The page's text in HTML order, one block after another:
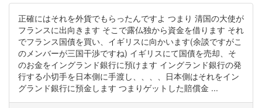
正確にはそれを外貨でもらったんですよ つまり 清国の大使が
フランスに出向きます そこで露仏独から資金を借ります それ
でフランス国債を買い、イギリスに向かいます(余談ですがこ
のメンバーが三国干渉ですね) イギリスにて国債を売却、そ
のお金をイングランド銀行に預けます イングランド銀行の発
行する小切手を日本側に手渡し、、、、日本側はそれをイン
グランド銀行に預金します つまりゲットした賠償金 ...